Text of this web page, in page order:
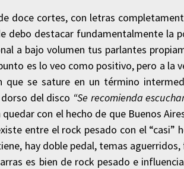
doce cortes, con letras
debo destacar fundamentalmente la
a bajo volumen tus parlantes
es lo veo como positivo, pero a la
se sature en un término
del disco “Se recomienda
con el hecho de que Buenos
entre el rock pesado con el “casi”
hay doble pedal, temas
es bien de rock pesado e